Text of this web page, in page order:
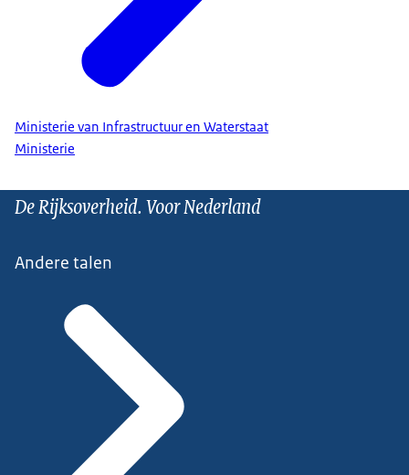
Ministerie van Infrastructuur en Waterstaat
Ministerie
De Rijksoverheid. Voor Nederland
Andere talen